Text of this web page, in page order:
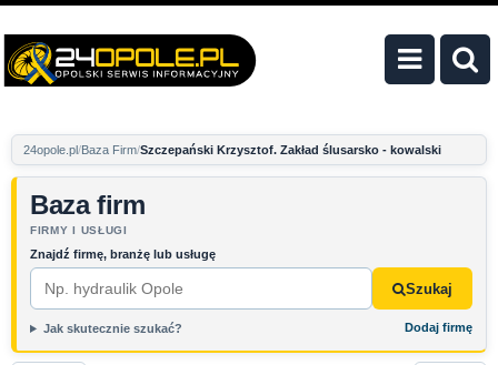
24opole.pl Baza Firm Szczepański Krzysztof. Zakład ślusarsko - kowalski
Baza firm
FIRMY I USŁUGI
Znajdź firmę, branżę lub usługę
Szukaj
Jak skutecznie szukać? Dodaj firmę